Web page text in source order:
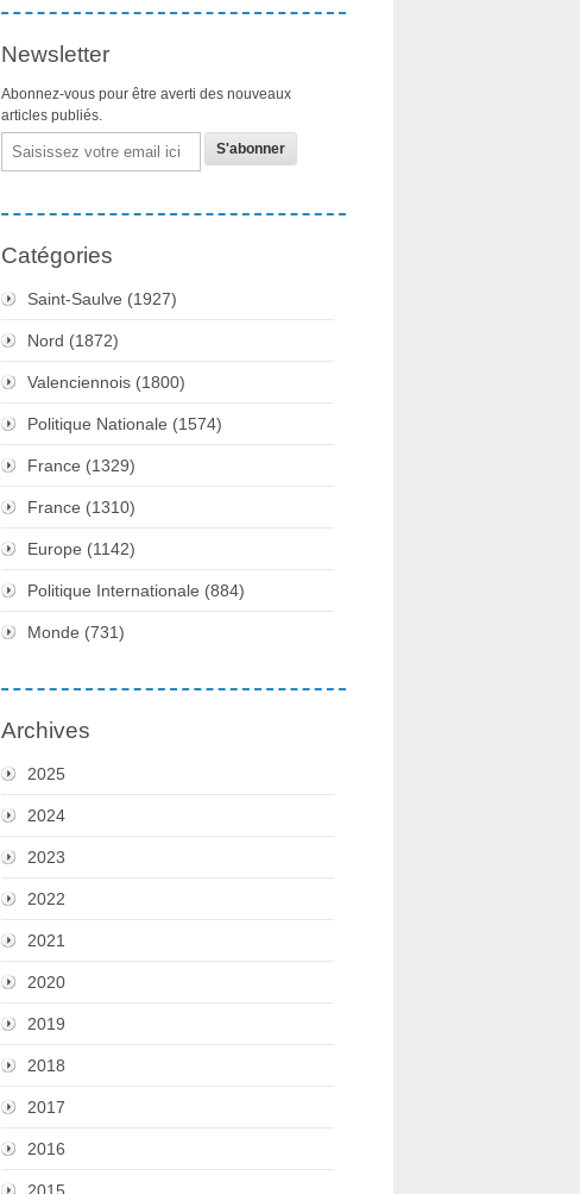
Newsletter
Abonnez-vous pour être averti des nouveaux
articles publiés.
Email
Catégories
Saint-Saulve (1927)
Nord (1872)
Valenciennois (1800)
Politique Nationale (1574)
France (1329)
France (1310)
Europe (1142)
Politique Internationale (884)
Monde (731)
Archives
2025
2024
2023
2022
2021
2020
2019
2018
2017
2016